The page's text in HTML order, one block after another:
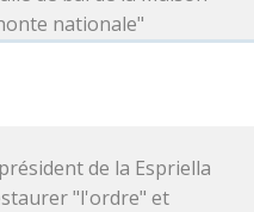
nationale"
de la Espriella
"l'ordre" et